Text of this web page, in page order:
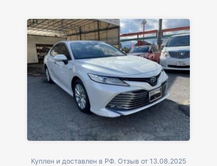
Куплен и доставлен в РФ. Отзыв от 13.08.2025